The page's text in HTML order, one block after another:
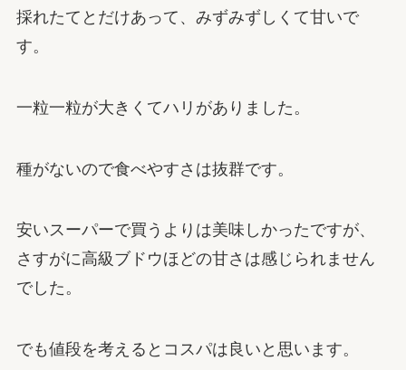
採れたてとだけあって、みずみずしくて甘いで
す。
一粒一粒が大きくてハリがありました。
種がないので食べやすさは抜群です。
安いスーパーで買うよりは美味しかったですが、
さすがに高級ブドウほどの甘さは感じられません
でした。
でも値段を考えるとコスパは良いと思います。